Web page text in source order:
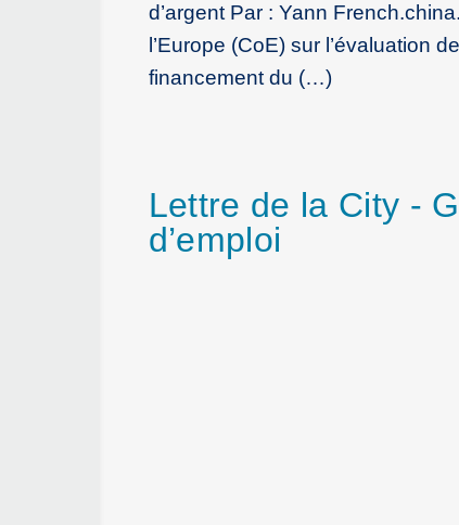
d’argent Par : Yann
l’Europe (CoE) sur l’évaluation
financement du (…)
Lettre de la City -
d’emploi